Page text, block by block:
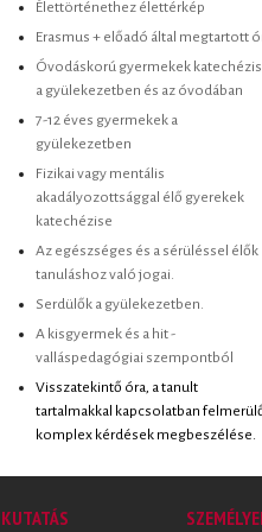
Élettörténethez élettérkép
Erasmus + előadó által megtartott
Óvodáskorú gyermekek
a gyülekezetben és az óvodában
7-12 éves gyermekek a
gyülekezetben
Fizikai vagy mentális
akadályozottsággal élő gyerekek
katechézise
Az egészséges és a sérüléssel élők
tanuláshoz való jogai.
Serdülők a gyülekezetben.
A kisgyermek és a hit -
valláspedagógiai szempontból
Visszatekintő óra, a tanult
tartalmakkal kapcsolatban
komplex kérdések megbeszélése.
KUTATÁS